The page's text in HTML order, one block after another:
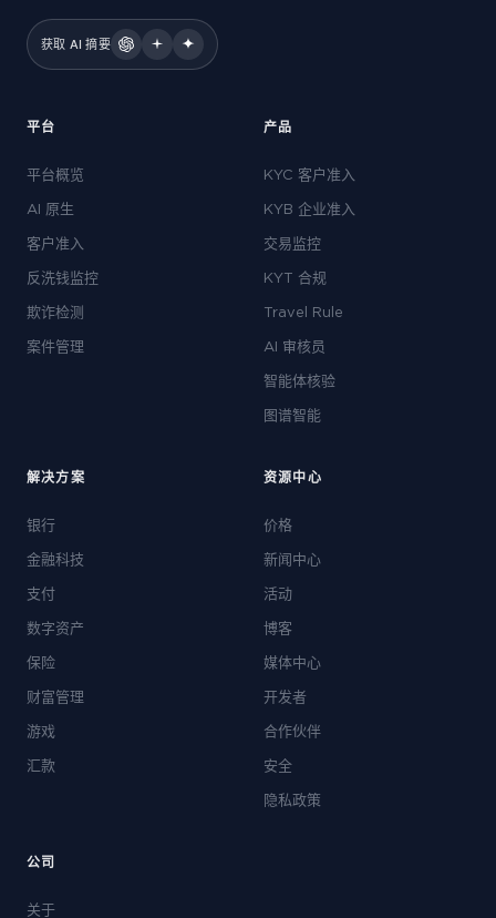
获取 AI 摘要
平台
平台概览
AI 原生
客户准入
反洗钱监控
欺诈检测
案件管理
产品
KYC 客户准入
KYB 企业准入
交易监控
KYT 合规
Travel Rule
AI 审核员
智能体核验
图谱智能
解决方案
银行
金融科技
支付
数字资产
保险
财富管理
游戏
汇款
资源中心
价格
新闻中心
活动
博客
媒体中心
开发者
合作伙伴
安全
隐私政策
公司
关于